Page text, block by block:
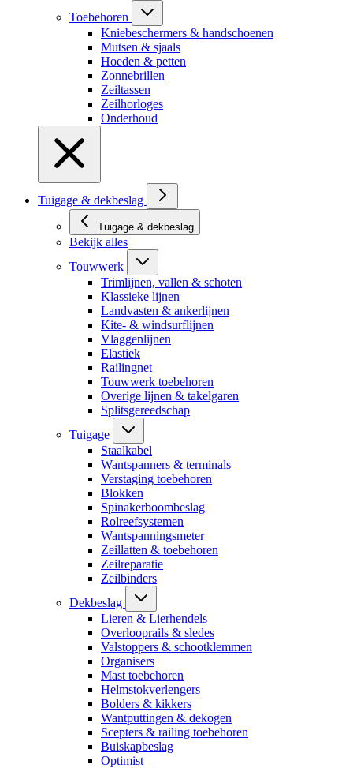
Toebehoren
Kniebeschermers & handschoenen
Mutsen & sjaals
Hoeden & petten
Zonnebrillen
Zeiltassen
Zeilhorloges
Onderhoud
Tuigage & dekbeslag
Tuigage & dekbeslag
Bekijk alles
Touwwerk
Trimlijnen, vallen & schoten
Klassieke lijnen
Landvasten & ankerlijnen
Kite- & windsurflijnen
Vlaggenlijnen
Elastiek
Railingnet
Touwwerk toebehoren
Overige lijnen & takelgaren
Splitsgereedschap
Tuigage
Staalkabel
Wantspanners & terminals
Verstaging toebehoren
Blokken
Spinakerboombeslag
Rolreefsystemen
Wantspanningsmeter
Zeillatten & toebehoren
Zeilreparatie
Zeilbinders
Dekbeslag
Lieren & Lierhendels
Overlooprails & sledes
Valstoppers & schootklemmen
Organisers
Mast toebehoren
Helmstokverlengers
Bolders & kikkers
Wantputtingen & dekogen
Scepters & railing toebehoren
Buiskapbeslag
Optimist